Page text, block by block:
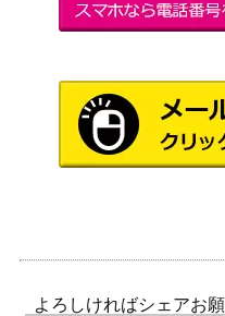
n 拡張アート [DMU-BF]《日
不気味な教示者/Grim Tutor
the Apocalypse [DMU]《日》
よろしければシェアお